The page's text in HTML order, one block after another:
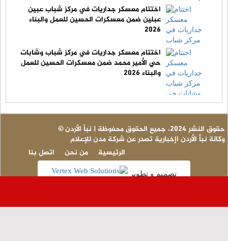
اختتام معسكر جداريات في مركز شباب عبين
عبلين ضمن معسكرات الحسين للعمل والبناء
2026
اختتام معسكر جداريات في مركز شباب وشابات
حي الأمير محمد ضمن معسكرات الحسين للعمل
والبناء 2026
© حقوق النشر 2024، جميع الحقوق محفوظة | نبأ الأردن
وكالة نبأ الأردن اإخبارية تصدر عن شركة مدن للإعلام
اتصل بنا
من نحن الرئيسية
تصميم و تطوير